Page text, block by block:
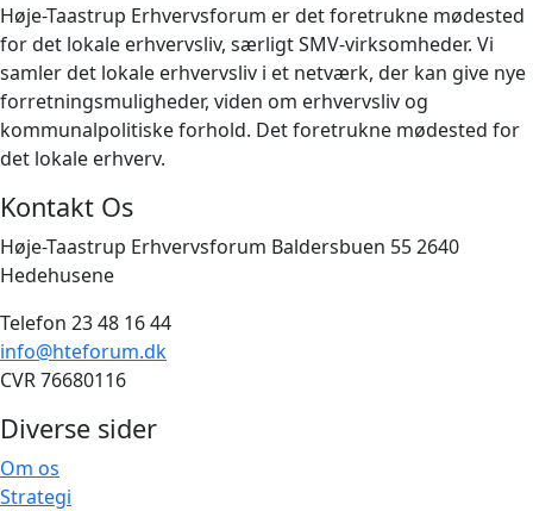
Høje-Taastrup Erhvervsforum er det foretrukne mødested
for det lokale erhvervsliv, særligt SMV-virksomheder. Vi
samler det lokale erhvervsliv i et netværk, der kan give nye
forretningsmuligheder, viden om erhvervsliv og
kommunalpolitiske forhold. Det foretrukne mødested for
det lokale erhverv.
Kontakt Os
Høje-Taastrup Erhvervsforum Baldersbuen 55 2640
Hedehusene
Telefon 23 48 16 44
info@hteforum.dk
CVR 76680116
Diverse sider
Om os
Strategi